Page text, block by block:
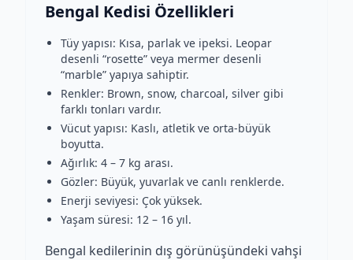
Bengal Kedisi Özellikleri
Tüy yapısı: Kısa, parlak ve ipeksi. Leopar
desenli “rosette” veya mermer desenli
“marble” yapıya sahiptir.
Renkler: Brown, snow, charcoal, silver gibi
farklı tonları vardır.
Vücut yapısı: Kaslı, atletik ve orta-büyük
boyutta.
Ağırlık: 4 – 7 kg arası.
Gözler: Büyük, yuvarlak ve canlı renklerde.
Enerji seviyesi: Çok yüksek.
Yaşam süresi: 12 – 16 yıl.
Bengal kedilerinin dış görünüşündeki vahşi